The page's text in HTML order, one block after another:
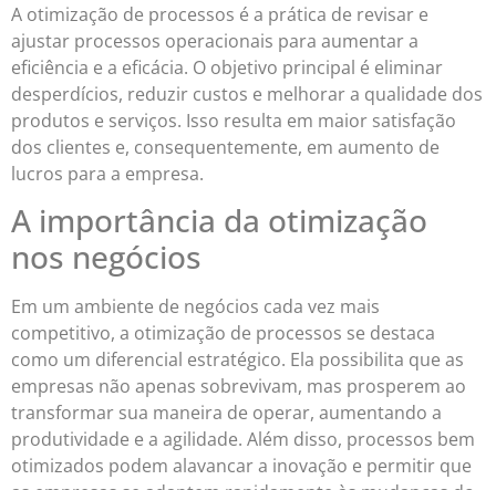
A otimização de processos é a prática de revisar e
ajustar processos operacionais para aumentar a
eficiência e a eficácia. O objetivo principal é eliminar
desperdícios, reduzir custos e melhorar a qualidade dos
produtos e serviços. Isso resulta em maior satisfação
dos clientes e, consequentemente, em aumento de
lucros para a empresa.
A importância da otimização
nos negócios
Em um ambiente de negócios cada vez mais
competitivo, a otimização de processos se destaca
como um diferencial estratégico. Ela possibilita que as
empresas não apenas sobrevivam, mas prosperem ao
transformar sua maneira de operar, aumentando a
produtividade e a agilidade. Além disso, processos bem
otimizados podem alavancar a inovação e permitir que